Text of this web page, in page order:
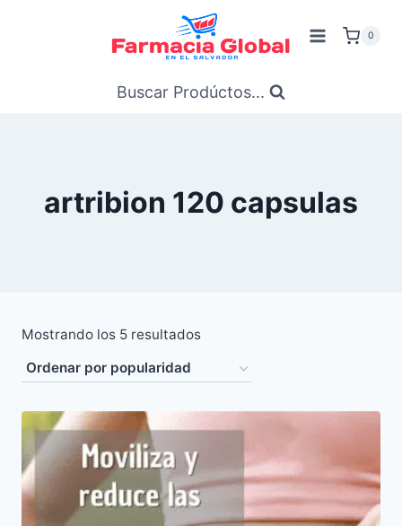
0
Buscar Prodúctos...
artribion 120 capsulas
Mostrando los 5 resultadosOrdenado
popularidad